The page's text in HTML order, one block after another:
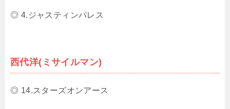
◎ 4.ジャスティンパレス
西代洋(ミサイルマン)
◎ 14.スターズオンアース